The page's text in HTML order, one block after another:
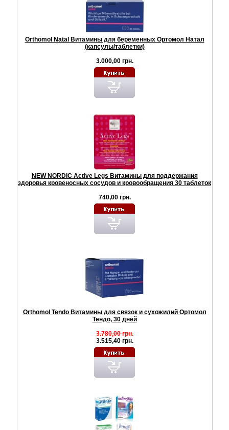
Orthomol Natal Витамины для беременных Ортомол Натал
(капсулы/таблетки)
3.000,00 грн.
NEW NORDIC Active Legs Витамины для поддержания
здоровья кровеносных сосудов и кровообращения 30 таблеток
740,00 грн.
Orthomol Tendo Витамины для связок и сухожилий Ортомол
Тендо, 30 дней
3.780,00 грн.
3.515,40 грн.